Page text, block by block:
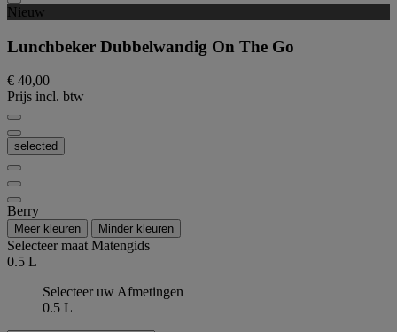
Nieuw
Lunchbeker Dubbelwandig On The Go
€ 40,00
Prijs incl. btw
selected
Berry
Meer kleuren Minder kleuren
Selecteer maatMatengids
0.5 L
Selecteer uw Afmetingen
0.5 L